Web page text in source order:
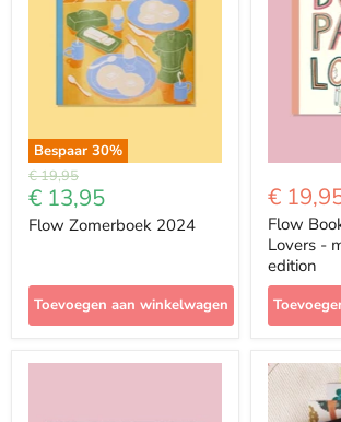
Bespaar 30%
Prijs
€ 19,95
Met
korting
€ 13,95
Flow Zomerboek 2024
Toevoegen aan winkelwagen
€
Flow
Lovers -
edition